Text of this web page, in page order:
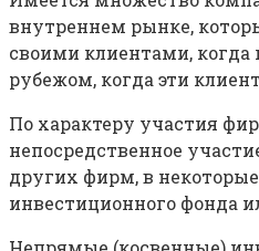
внутреннем рынке,
своими клиентами,
рубежом, когда эти
По характеру участия
непосредственное
других фирм, в
инвестиционного фонда